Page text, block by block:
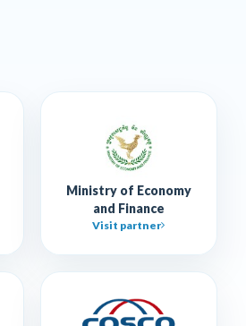
Ministry of Economy
and Finance
Visit partner